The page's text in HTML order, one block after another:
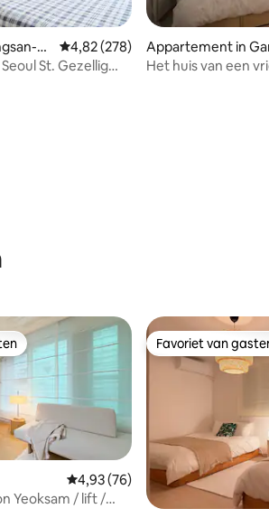
5, 196 recensies
g
Gemiddelde beoordeling van
4,82 (278)
St. Gezellig
Appartement in
u
Het huis van een
5, 102 recensies
Gemiddelde beoordeling van
4,93 (76)
Yeoksam / lift /
Favoriet van
Favoriet van